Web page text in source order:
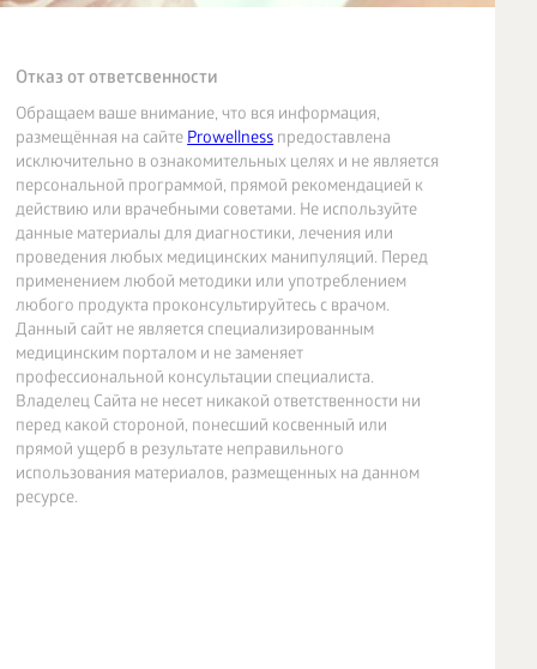
Отказ от ответсвенности
Обращаем ваше внимание, что вся информация,
размещённая на сайтеProwellnessпредоставлена
исключительно в ознакомительных целях и не является
персональной программой, прямой рекомендацией к
действию или врачебными советами. Не используйте
данные материалы для диагностики, лечения или
проведения любых медицинских манипуляций. Перед
применением любой методики или употреблением
любого продукта проконсультируйтесь с врачом.
Данный сайт не является специализированным
медицинским порталом и не заменяет
профессиональной консультации специалиста.
Владелец Сайта не несет никакой ответственности ни
перед какой стороной, понесший косвенный или
прямой ущерб в результате неправильного
использования материалов, размещенных на данном
ресурсе.